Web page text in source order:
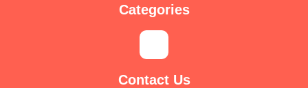
Categories
Contact Us